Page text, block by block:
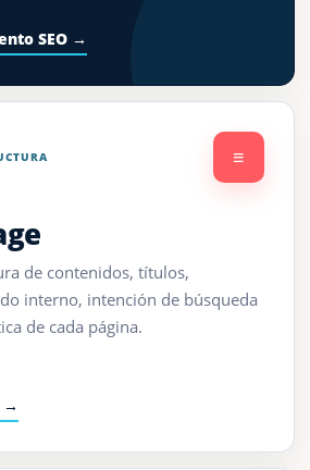
SEO →
≡
de contenidos, títulos,
interno, intención de búsqueda
de cada página.
→